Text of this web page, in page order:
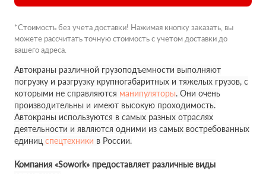
*Стоимость без учета доставки! Нажимая кнопку заказать, вы
можете рассчитать точную стоимость с учетом доставки до
вашего адреса.
Автокраны различной грузоподъемности выполняют
погрузку и разгрузку крупногабаритных и тяжелых грузов, с
которыми не справляются манипуляторы. Они очень
производительны и имеют высокую проходимость.
Автокраны используются в самых разных отраслях
деятельности и являются одними из самых востребованных
единиц спецтехники в России.
Компания «Sowork» предоставляет различные виды